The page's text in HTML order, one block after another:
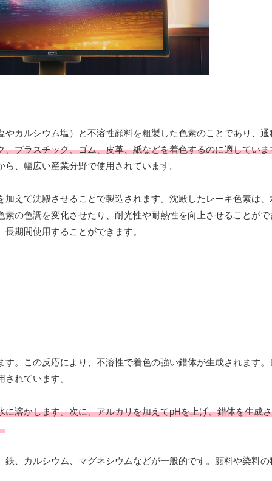
カルシウム塩）と不溶性顔料を粗製した色素のことであり、
、プラスチック、ゴム、皮革、紙などを着色するのに適していま
、幅広い産業分野で使用されています。
えて沈殿させることで製造されます。沈殿したレーキ色素は
の色調を変化させたり、耐光性や耐熱性を向上させることが
期間使用することができます。
。この反応により、不溶性で着色の強い錯体が生成されます
れています。
溶かします。次に、アルカリを加えてpHを上げ、錯体を生成
、カルシウム、マグネシウムなどが一般的です。顔料や染料